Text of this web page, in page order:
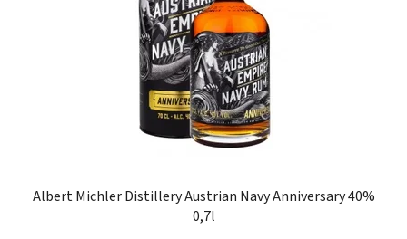
Albert Michler Distillery Austrian Navy Anniversary 40%
0,7l